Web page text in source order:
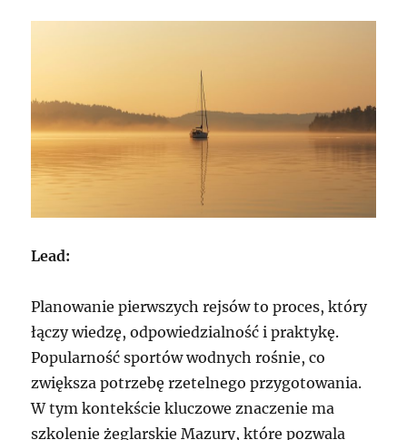
Lead:
Planowanie pierwszych rejsów to proces, który
łączy wiedzę, odpowiedzialność i praktykę.
Popularność sportów wodnych rośnie, co
zwiększa potrzebę rzetelnego przygotowania.
W tym kontekście kluczowe znaczenie ma
szkolenie żeglarskie Mazury, które pozwala